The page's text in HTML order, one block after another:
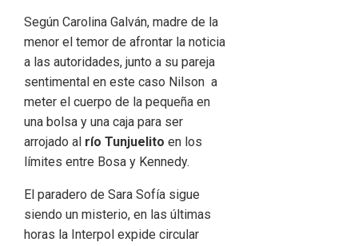
Según Carolina Galván, madre de la
menor el temor de afrontar la noticia
a las autoridades, junto a su pareja
sentimental en este caso Nilson a
meter el cuerpo de la pequeña en
una bolsa y una caja para ser
arrojado al río Tunjuelito en los
límites entre Bosa y Kennedy.
El paradero de Sara Sofía sigue
siendo un misterio, en las últimas
horas la Interpol expide circular